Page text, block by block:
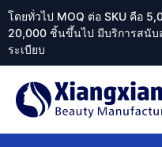
โดยทั่วไป MOQ ต่อ SKU คือ
20,000 ชิ้นขึ้นไป มีบริการสนั
ระเบียบ